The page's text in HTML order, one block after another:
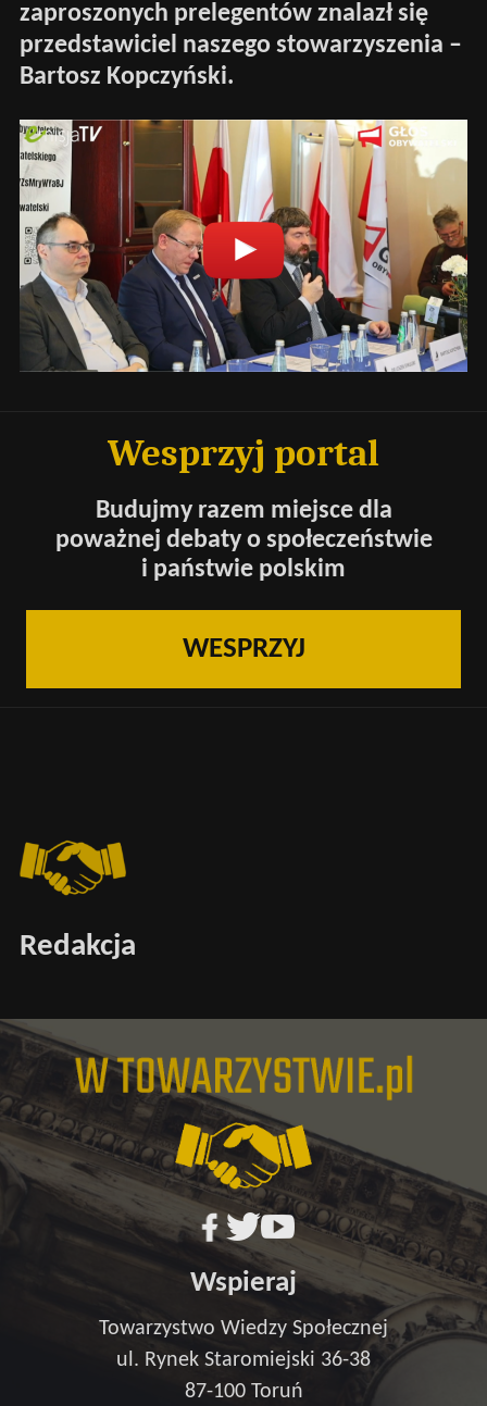
zaproszonych prelegentów znalazł się
przedstawiciel naszego stowarzyszenia –
Bartosz Kopczyński.
Wesprzyj portal
Budujmy razem miejsce dla
poważnej debaty o społeczeństwie
i państwie polskim
WESPRZYJ
Redakcja
Wspieraj
Towarzystwo Wiedzy Społecznej
ul. Rynek Staromiejski 36-38
87-100 Toruń